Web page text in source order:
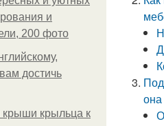
и
200 фото
достичь
крыльца к